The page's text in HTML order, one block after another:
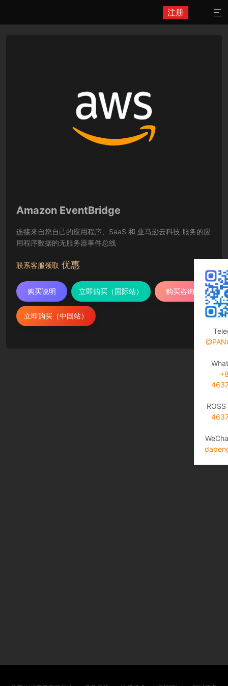
注册 
Amazon EventBridge
连接来自您自己的应用程序、SaaS 和 亚马逊云科技 服务的应
用程序数据的无服务器事件总线
联系客服领取 优惠
购买说明 立即购买（国际站） 购买咨询
立即购买（中国站）